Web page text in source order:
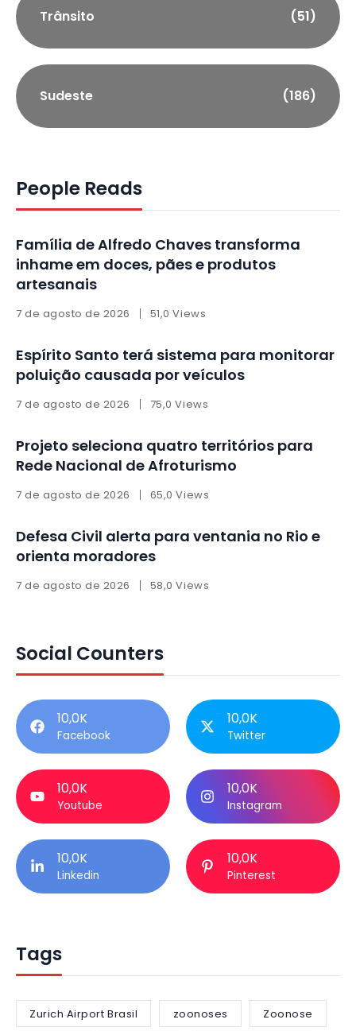
Trânsito (51)
Sudeste (186)
People Reads
Família de Alfredo Chaves transforma
inhame em doces, pães e produtos
artesanais
7 de agosto de 2026 51,0 Views
Espírito Santo terá sistema para monitorar
poluição causada por veículos
7 de agosto de 2026 75,0 Views
Projeto seleciona quatro territórios para
Rede Nacional de Afroturismo
7 de agosto de 2026 65,0 Views
Defesa Civil alerta para ventania no Rio e
orienta moradores
7 de agosto de 2026 58,0 Views
Social Counters
10,0K
Facebook
10,0K
Twitter
10,0K
Youtube
10,0K
Instagram
10,0K
Linkedin
10,0K
Pinterest
Tags
Zurich Airport Brasil zoonoses Zoonose